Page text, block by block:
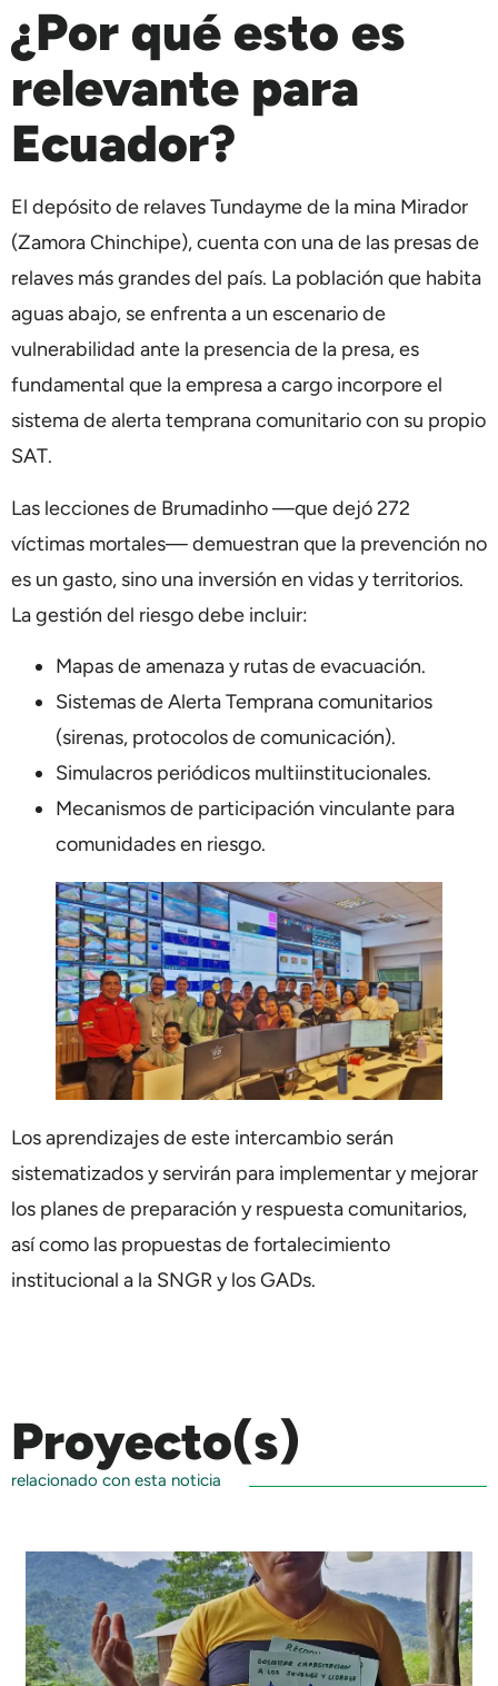
¿Por qué esto es
relevante para
Ecuador?
El depósito de relaves Tundayme de la mina Mirador
(Zamora Chinchipe), cuenta con una de las presas de
relaves más grandes del país. La población que habita
aguas abajo, se enfrenta a un escenario de
vulnerabilidad ante la presencia de la presa, es
fundamental que la empresa a cargo incorpore el
sistema de alerta temprana comunitario con su propio
SAT.
Las lecciones de Brumadinho —que dejó 272
víctimas mortales— demuestran que la prevención no
es un gasto, sino una inversión en vidas y territorios.
La gestión del riesgo debe incluir:
Mapas de amenaza y rutas de evacuación.
Sistemas de Alerta Temprana comunitarios
(sirenas, protocolos de comunicación).
Simulacros periódicos multiinstitucionales.
Mecanismos de participación vinculante para
comunidades en riesgo.
Los aprendizajes de este intercambio serán
sistematizados y servirán para implementar y mejorar
los planes de preparación y respuesta comunitarios,
así como las propuestas de fortalecimiento
institucional a la SNGR y los GADs.
Proyecto(s)
relacionado con esta noticia